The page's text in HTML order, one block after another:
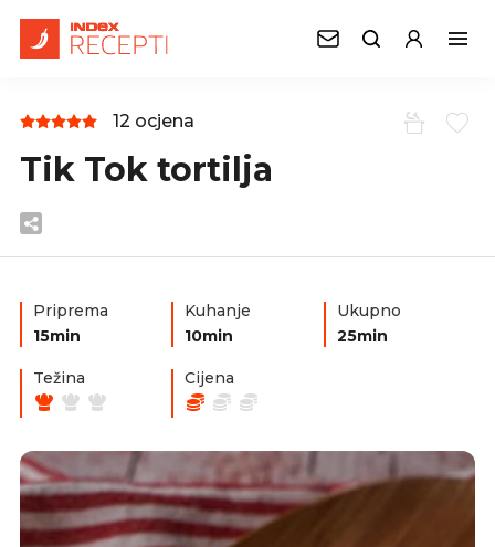
12 ocjena
Tik Tok tortilja
Priprema
15min
Kuhanje
10min
Ukupno
25min
Težina Cijena